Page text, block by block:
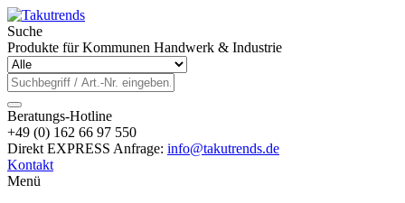
Suche
Produkte für Kommunen Handwerk & Industrie
Beratungs-Hotline
+49 (0) 162 66 97 550
Direkt EXPRESS Anfrage: info@takutrends.de
Kontakt
Menü